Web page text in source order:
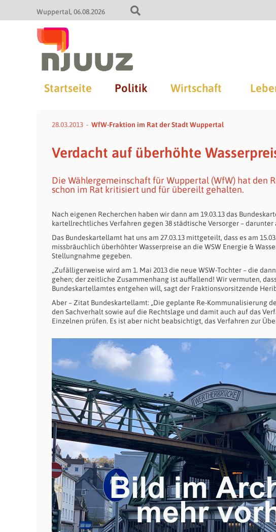
Wuppertal 06.08.2026
Startseite Politik Wirtschaft
28.03.2013 WfW-Fraktion im Rat der Stadt Wuppertal
Verdacht auf überhöhte
Die Wählergemeinschaft für Wuppertal (WfW) hat den
schon im Rat kritisiert und für übereilt gehalten.
Nach eigenen Recherchen haben wir dann am 19.03.13 das
kartellrechtliches Verfahren gegen 38 städti­sche Versorger – darunter
Das Bundeskartellamt hat uns am 27.03.13 mittgeteilt, dass es am
missbräuchlich überhöhter Wasser­preise an die WSW Energie &
Stellungnahme gegeben.
„Zufälligerweise wird am 1. Mai 2013 die neue WSW-Tochter – die
gehen; der zeitliche Zusammenhang ist auffallend! Wir vermuten,
Bundeskartellamtes entgehen will, sagt der Fraktionsvorsitzende
Aber – Zitat Bundeskartellamt: „Die geplante Re-Kommunalisierung
den Sachverhalt sowie auf die Rechtslage und damit auch auf das
Einzelnen prüfen. Es ist aber nicht beabsichtigt, das Verfahren zur